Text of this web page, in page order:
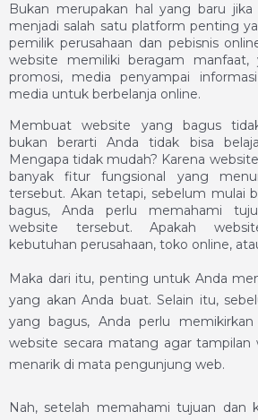
Bukan merupakan hal yang baru
menjadi salah satu platform penting
pemilik perusahaan dan pebisnis
website memiliki beragam manfaat,
promosi, media penyampai
media untuk berbelanja online.
Membuat website yang bagus
bukan berarti Anda tidak bisa
Mengapa tidak mudah? Karena
banyak fitur fungsional yang
tersebut. Akan tetapi, sebelum mulai
bagus, Anda perlu memahami
website tersebut. Apakah
kebutuhan perusahaan, toko online,
Maka dari itu, penting untuk Anda
yang akan Anda buat. Selain itu,
yang bagus, Anda perlu
website secara matang agar
menarik di mata pengunjung web.
Nah, setelah memahami tujuan dan